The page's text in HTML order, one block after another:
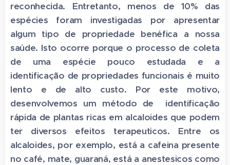
reconhecida. Entretanto, menos de 10% das
espécies foram investigadas por apresentar
algum tipo de propriedade benéfica a nossa
saúde. Isto ocorre porque o processo de coleta
de uma espécie pouco estudada e a
identificação de propriedades funcionais é muito
lento e de alto custo. Por este motivo,
desenvolvemos um método de identificação
rápida de plantas ricas em alcaloides que podem
ter diversos efeitos terapeuticos. Entre os
alcaloides, por exemplo, está a cafeina presente
no café, mate, guaraná, está a anestesicos como